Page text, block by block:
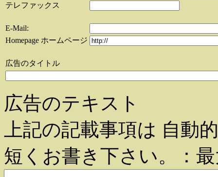
テレファックス
E-Mail:
Homepage ホームページ
広告のタイトル
広告のテキスト
上記の記載事項は 自動
短くお書き下さい。：